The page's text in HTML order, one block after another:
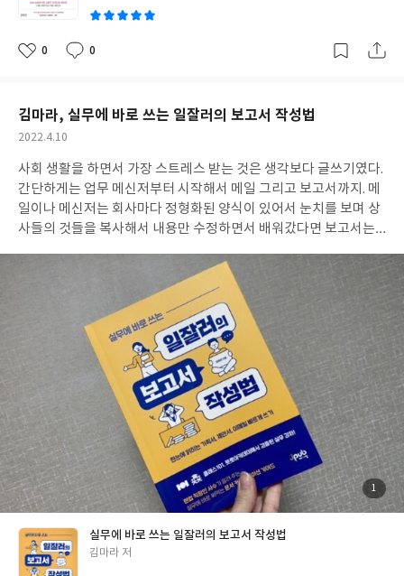
하다. 책을 읽다 문득 왼손으로 내 이름 석자를 써보고 얼마나 웃었
보면서 생각보다 오래 걸렸을 테고 고통스러웠을 것이라고 짐작한
따라와서 그런가. 가끔 내 리뷰를 읽다가 이 문장을 왜 썼더라, 하는
지저분한 부분을 발견하는 과정이 없는 것에 놀라움을 느낀다. 힘들
수많은 부정적인 감정들이 내재되어 있다. 고영주 쇼콜라티에는 여
전히 심리 상담을 받고 마음을 덜어내기 위한 올레길을 걷기도 한다.
잊지 않고 매일 일기를 쓰고 그림을 그리고. 쇼콜라티에로써 초콜렛
레시피를 적어두기도 한다. 손으로 무엇인가를 만드는 직업들은 하
른다. 그러나 오랜 시간 쉬지 않고 오른손이 아닌 왼손으로 자신의
또다른, 그러나 분명 이전부터 꾸준히 이어온 삶을 살아가는 고영주
쇼콜라티에는 분명 이전보다 더 멋진 쇼콜라티에로써 수많은 초콜
렛을 선보이지 않을까. 길들여진 왼손은 무슨 선물을 가져다 줄까.
뷰입니다.
좋
0
댓
0
작
김마라, 실무에 바로 쓰는 일잘러의 보고서 작성법
작
일
2022.4.10
사회 생활을 하면서 가장 스트레스 받는 것은 생각보다 글쓰기였다.
간단하게는 업무 메신저부터 시작해서 메일 그리고 보고서까지. 메
일이나 메신저는 회사마다 정형화된 양식이 있어서 눈치를 보며 상
사들의 것들을 복사해서 내용만 수정하면서 배워갔다면 보고서는
을 하면서 이전 회사의 문서 작성법을 완전히 버려야 하는 경우도 많
기 때문이다. 이메일이나 메신저는 생각보다 다른 게 없는 데 도대체
보고서 작성은 왜 이리 어려운지. 관련해서 책도 참 많이 나왔지만,
한편으론 비슷한 내용 때문에 더 읽어봐야 소용이 없을 것만 같았다.
대체로 3C(Costomer, Competitor, Company), 5W1H(Who,
When, Where, What, Why, How) 기법의 보고서 작성법이 주를
이루는데 사실 상당히 이상적인 것과 더불어 보고 받는 이가 어떤 직
급 또는 직책을 갖고 있는지, 또는 어떤 목적의 보고서인지에 따라
서 위의 내용이 다 들어가야 할 때가 있고 또 어떨 때는 필요없을 때
가 많다. 솔직히 말해서 저 기법대로 보고서를 제출한 적은 손에 꼽
을 지경이다. 개인적으로 5W1H는 회의하기 전 회의 관련 메일을 쓸
때는 꽤 많이 활용했지만 보고서에는 그다지 사용해본 기억이 없다.
3C도 마케팅 쪽이면 쓰겠지만 나처럼 인사/총무 업무를 하는 사람
에게는 크게 와닿는 기법은 아니다. 물론 회사마다 바라는 것이 많지
만 지금껏 3개의 회사를 거치면서 한 번도 사용해본 적이 없었다. 그
렇다면 어떻게 해야 할까? <실무에 바로 쓰는 일잘러의 보고서 작성
첨
부
사
1
실무에 바로 쓰는 일잘러의 보고서 작성법
글
김마라 저